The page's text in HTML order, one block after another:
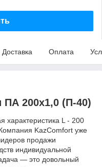
Доставка Оплата
ПА 200х1,0 (П-40)
характеристика L - 200
KazComfort уже
продажи
индивидуальной
— это довольный